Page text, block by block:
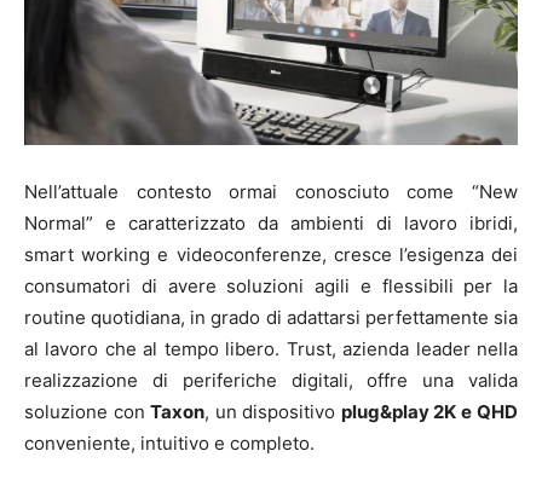
Nell’attuale contesto ormai conosciuto come “New
Normal” e caratterizzato da ambienti di lavoro ibridi,
smart working e videoconferenze, cresce l’esigenza dei
consumatori di avere soluzioni agili e flessibili per la
routine quotidiana, in grado di adattarsi perfettamente sia
al lavoro che al tempo libero. Trust, azienda leader nella
realizzazione di periferiche digitali, offre una valida
soluzione con Taxon, un dispositivo plug&play 2K e QHD
conveniente, intuitivo e completo.